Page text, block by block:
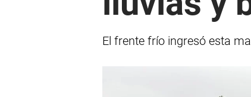
El frente frío ingresó esta